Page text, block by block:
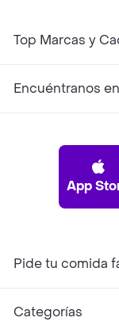
Top Marcas y
Encuéntranos
App
Pide tu comida
Categorías